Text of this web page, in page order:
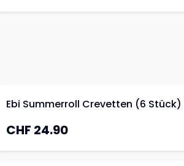
Ebi Summerroll Crevetten (6 Stück)
CHF 24.90